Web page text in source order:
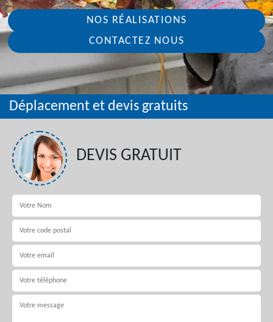
NOS RÉALISATIONS
CONTACTEZ NOUS
Déplacement et devis gratuits
DEVIS GRATUIT